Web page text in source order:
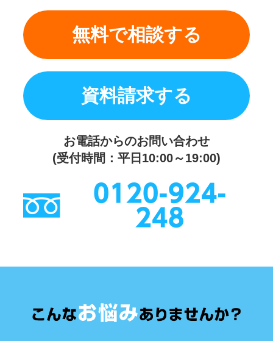
無料で相談する
資料請求する
お電話からのお問い合わせ
(受付時間：平日10:00～19:00)
0120-924-
248